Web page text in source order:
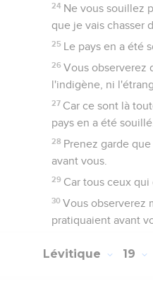
24 Ne vous souillez
que je vais chasser
25 Le pays en a été
26 Vous observerez
l'indigène, ni
27 Car ce sont là
pays en a été souillé.
28 Prenez garde
avant vous.
29 Car tous ceux
30 Vous observerez
pratiquaient avant
Lévitique 19